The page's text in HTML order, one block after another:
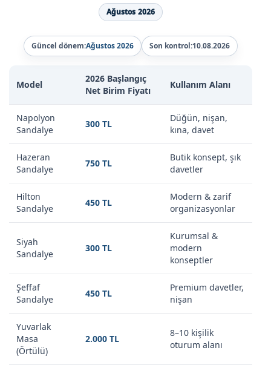
Ağustos 2026
Güncel dönem:Ağustos 2026 Son kontrol:10.08.2026
Model
2026 Başlangıç
Net Birim Fiyatı
Kullanım Alanı
Napolyon
Sandalye
300 TL
Düğün, nişan,
kına, davet
Hazeran
Sandalye
750 TL
Butik konsept, şık
davetler
Hilton
Sandalye
450 TL
Modern & zarif
organizasyonlar
Siyah
Sandalye
300 TL
Kurumsal &
modern
konseptler
Şeffaf
Sandalye
450 TL
Premium davetler,
nişan
Yuvarlak
Masa
(Örtülü)
2.000 TL
8–10 kişilik
oturum alanı